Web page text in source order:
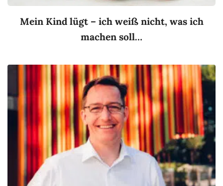
Mein Kind lügt – ich weiß nicht, was ich
machen soll…